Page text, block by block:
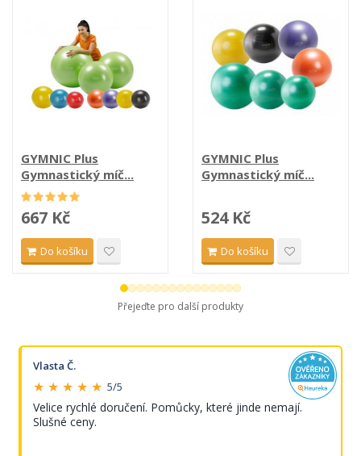
GYMNIC Plus
Gymnastický míč...
667 Kč
Do košíku
GYMNIC Plus
Gymnastický míč...
524 Kč
Do košíku
Přejeďte pro další produkty
Vlasta Č.
★ ★ ★ ★ ★ 5/5
Velice rychlé doručení. Pomůcky, které jinde nemají.
Slušné ceny.